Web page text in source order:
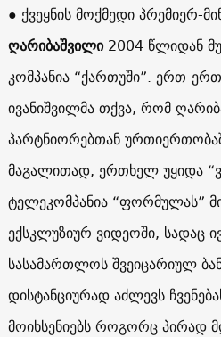
● ქვეყნის მოქმედი პრემიერ-
ღარიბაშვილი2004 წლიდან
კომპანია “ქართუში”. ერთ-
ივანიშვილმა თქვა, რომ
პარტნიორებთან
მაგალითად, ერთხელ უყიდა
ტელეკომპანია “ფორმულას”
ექსკლუზიურ ვიდეოში, სადაც
სასამართლოს შვეიცარიულ
დისტანციურად აძლევს
მოიხსენიებს როგორც პირად